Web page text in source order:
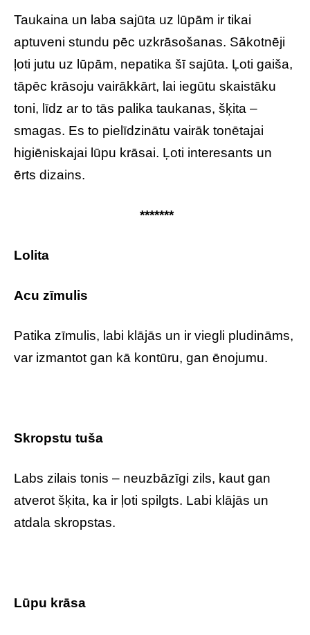
Taukaina un laba sajūta uz lūpām ir tikai
aptuveni stundu pēc uzkrāsošanas. Sākotnēji
ļoti jutu uz lūpām, nepatika šī sajūta. Ļoti gaiša,
tāpēc krāsoju vairākkārt, lai iegūtu skaistāku
toni, līdz ar to tās palika taukanas, šķita –
smagas. Es to pielīdzinātu vairāk tonētajai
higiēniskajai lūpu krāsai. Ļoti interesants un
ērts dizains.
*******
Lolita
Acu zīmulis
Patika zīmulis, labi klājās un ir viegli pludināms,
var izmantot gan kā kontūru, gan ēnojumu.
Skropstu tuša
Labs zilais tonis – neuzbāzīgi zils, kaut gan
atverot šķita, ka ir ļoti spilgts. Labi klājās un
atdala skropstas.
Lūpu krāsa